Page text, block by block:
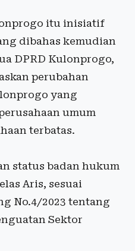
itu inisiatif
dibahas kemudian
DPRD Kulonprogo,
perubahan
yang
umum
terbatas.
status badan hukum
Aris, sesuai
No.4/2023 tentang
Sektor